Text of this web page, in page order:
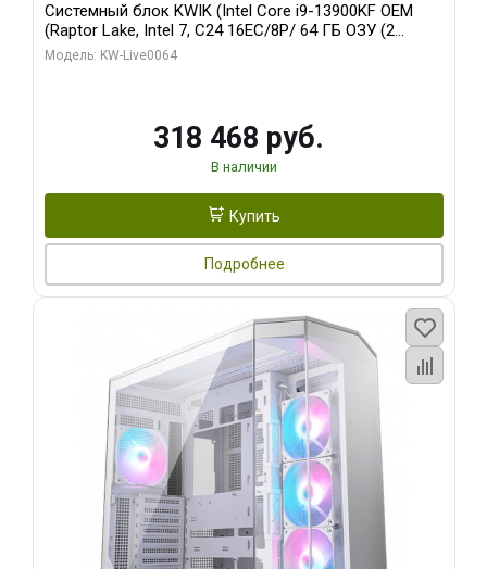
Системный блок KWIK (Intel Core i9-13900KF OEM
(Raptor Lake, Intel 7, C24 16EC/8P/ 64 ГБ ОЗУ (2
модуля)/ ASUS RTX5080 PROART OC 16GB GDDR7
Модель: KW-Live0064
318 468 руб.
В наличии
Купить
Подробнее